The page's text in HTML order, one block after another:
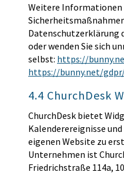
Weitere Informationen
Datenschutzerklärung
oder wenden Sie sich
selbst: https://
https://bunny.net/
4.4 ChurchDesk
ChurchDesk bietet
Kalenderereignisse
eigenen Website zu
Unternehmen ist
Friedrichstraße 114a,